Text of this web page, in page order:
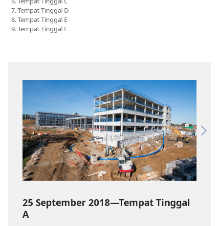
Tempat Tinggal D
Tempat Tinggal E
Tempat Tinggal F
25 September 2018—Tempat Tinggal
A